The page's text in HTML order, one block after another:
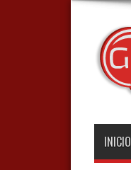
INICIO